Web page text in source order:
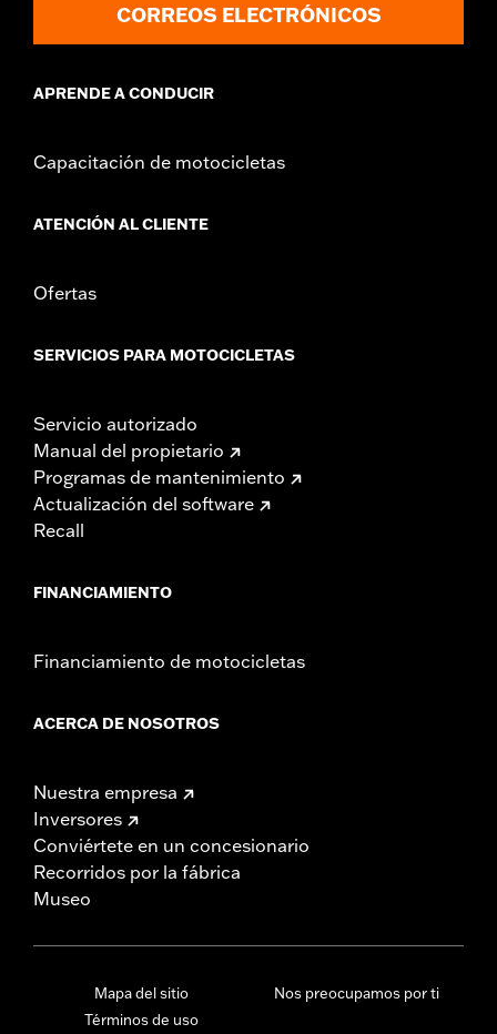
CORREOS ELECTRÓNICOS
APRENDE A CONDUCIR
Capacitación de motocicletas
ATENCIÓN AL CLIENTE
Ofertas
SERVICIOS PARA MOTOCICLETAS
Servicio autorizado
Manual del propietario
Programas de mantenimiento
Actualización del software
Recall
FINANCIAMIENTO
Financiamiento de motocicletas
ACERCA DE NOSOTROS
Nuestra empresa
Inversores
Conviértete en un concesionario
Recorridos por la fábrica
Museo
Mapa del sitio
Términos de uso
Nos preocupamos por ti